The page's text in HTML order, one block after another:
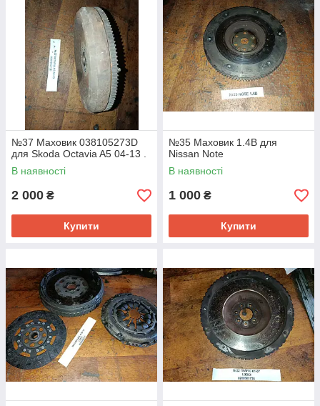
№37 Маховик 038105273D
для Skoda Octavia A5 04-13 .
В наявності
2 000 ₴
Купити
№35 Маховик 1.4B для
Nissan Note
В наявності
1 000 ₴
Купити